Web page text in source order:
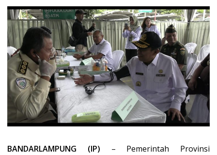
BANDARLAMPUNG (IP) – Pemerintah Provinsi